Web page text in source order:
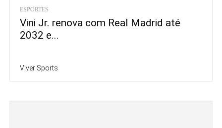
ESPORTES
Vini Jr. renova com Real Madrid até
2032 e...
Viver Sports